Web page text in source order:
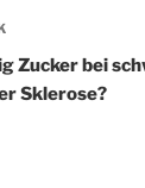
Zucker bei
Sklerose?